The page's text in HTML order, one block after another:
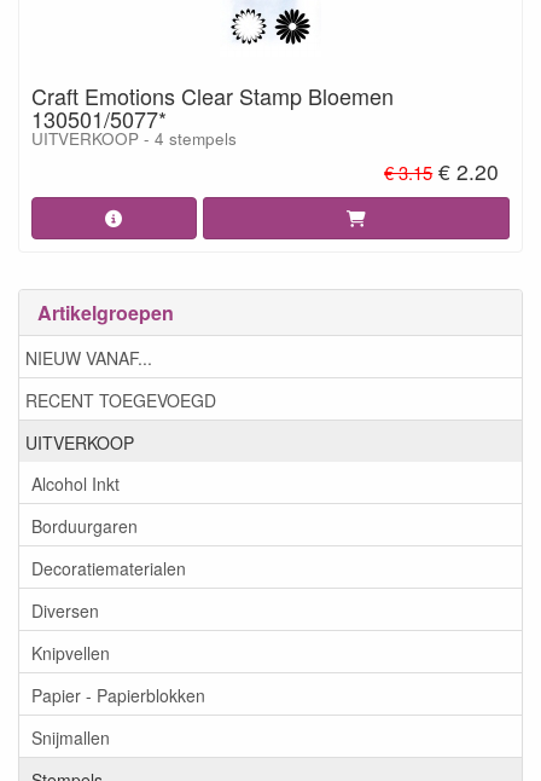
Artikelgroepen
NIEUW VANAF...
RECENT TOEGEVOEGD
UITVERKOOP
Alcohol Inkt
Borduurgaren
Decoratiematerialen
Diversen
Knipvellen
Papier - Papierblokken
Snijmallen
Craft Emotions Clear Stamp Bloemen
130501/5077*
UITVERKOOP - 4 stempels
€ 3.15 € 2.20